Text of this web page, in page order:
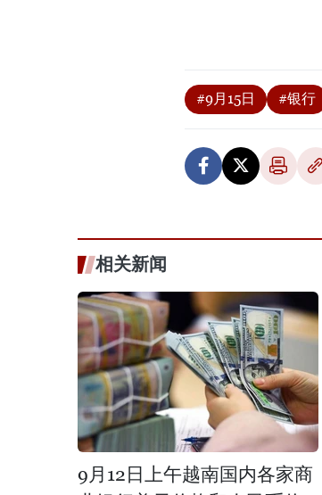
#9月15日 #银行
相关新闻
9月12日上午越南国内各家商